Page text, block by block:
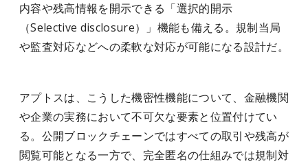
内容や残高情報を開示できる「選択的開示
（Selective disclosure）」機能も備える。規制当局
や監査対応などへの柔軟な対応が可能になる設計だ。
アプトスは、こうした機密性機能について、金融機関
や企業の実務において不可欠な要素と位置付けてい
る。公開ブロックチェーンではすべての取引や残高が
閲覧可能となる一方で、完全匿名の仕組みでは規制対